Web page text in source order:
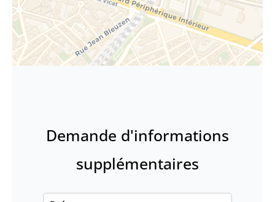
Demande d'informations
supplémentaires